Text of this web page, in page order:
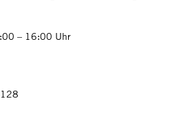
– 16:00 Uhr